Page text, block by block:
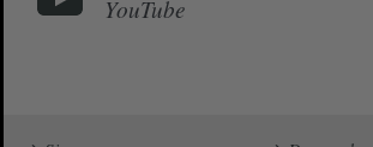
YouTube